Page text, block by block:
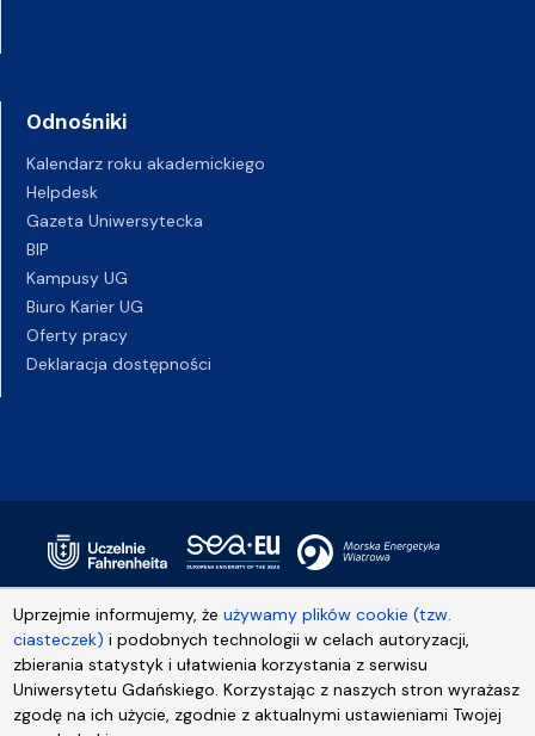
Uprzejmie informujemy, żeużywamy plików cookie (tzw.
ciasteczek) i podobnych technologii w celach autoryzacji,
zbierania statystyk i ułatwienia korzystania z serwisu
Uniwersytetu Gdańskiego. Korzystając z naszych stron wyrażasz
zgodę na ich użycie, zgodnie z aktualnymi ustawieniami Twojej
Odnośniki
Kalendarz roku akademickiego
Helpdesk
Gazeta Uniwersytecka
BIP
Kampusy UG
Biuro Karier UG
Oferty pracy
Deklaracja dostępności